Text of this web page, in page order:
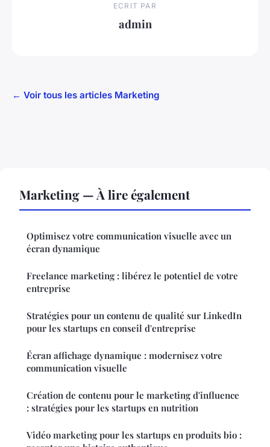
ECRIT PAR
admin
← Voir tous les articles Marketing
Marketing — À lire également
Optimisez votre communication visuelle avec un
écran dynamique
Freelance marketing : libérez le potentiel de votre
entreprise
Stratégies pour un contenu de qualité sur LinkedIn
pour les startups en conseil d'entreprise
Écran affichage dynamique : modernisez votre
communication visuelle
Création de contenu pour le marketing d'influence
: stratégies pour les startups en nutrition
Vidéo marketing pour les startups en produits bio :